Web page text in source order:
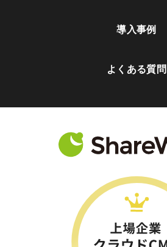
導入事例
よくある質問